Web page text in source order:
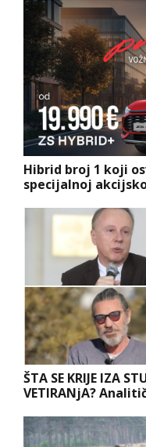
Hibrid broj 1 koji
specijalnoj
ŠTA SE KRIJE IZA
VETIRANjA?